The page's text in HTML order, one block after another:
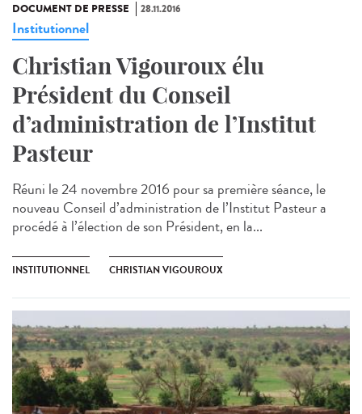
DOCUMENT DE PRESSE 28.11.2016
Institutionnel
Christian Vigouroux élu
Président du Conseil
d’administration de l’Institut
Pasteur
Réuni le 24 novembre 2016 pour sa première séance, le
nouveau Conseil d’administration de l’Institut Pasteur a
procédé à l’élection de son Président, en la...
INSTITUTIONNEL CHRISTIAN VIGOUROUX